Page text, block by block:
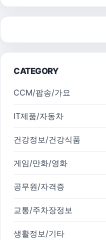
CATEGORY
CCM/팝송/가요
IT제품/자동차
건강정보/건강식품
게임/만화/영화
공무원/자격증
교통/주차장정보
생활정보/기타